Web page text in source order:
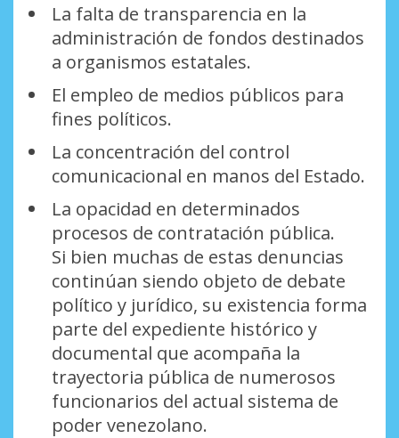
La falta de transparencia en la
administración de fondos destinados
a organismos estatales.
El empleo de medios públicos para
fines políticos.
La concentración del control
comunicacional en manos del Estado.
La opacidad en determinados
procesos de contratación pública.
Si bien muchas de estas denuncias
continúan siendo objeto de debate
político y jurídico, su existencia forma
parte del expediente histórico y
documental que acompaña la
trayectoria pública de numerosos
funcionarios del actual sistema de
poder venezolano.